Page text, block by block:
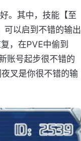
。其中，技能【至
可以启到不错的输出
，在PVE中偷到
账号起步很不错的
叉是你很不错的输